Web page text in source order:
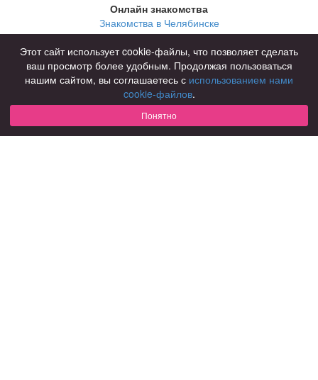
Онлайн знакомства
Знакомства в Челябинске
Знакомства в Омске
Знакомства в Нижнем Новгороде
Для чего
для брака и создания семьи
для любви и с/о
для дружбы
Этот сайт использует cookie-файлы, что позволяет сделать
ваш просмотр более удобным. Продолжая пользоваться
нашим сайтом, вы соглашаетесь с использованием нами
cookie-файлов.
Понятно